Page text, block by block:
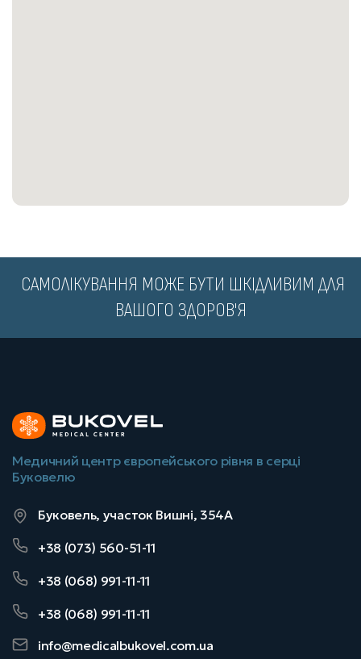
️ САМОЛІКУВАННЯ МОЖЕ БУТИ ШКІДЛИВИМ ДЛЯ
ВАШОГО ЗДОРОВ'Я
Медичний центр європейського рівня в серці
Буковелю
Буковель, участок Вишні, 354А
+38 (073) 560-51-11
+38 (068) 991-11-11
+38 (068) 991-11-11
info@medicalbukovel.com.ua